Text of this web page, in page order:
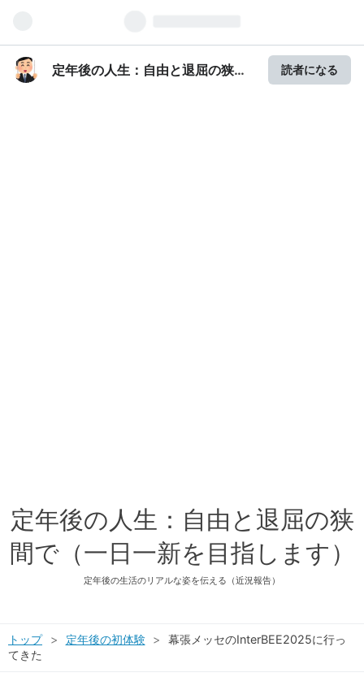
定年後の人生：自由と退屈の狭間
読者になる
定年後の人生：自由と退屈の狭
間で（一日一新を目指します）
定年後の生活のリアルな姿を伝える（近況報告）
トップ > 定年後の初体験 >
幕張メッセのInterBEE2025に行っ
てきた